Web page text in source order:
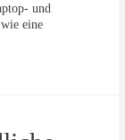
und
eine